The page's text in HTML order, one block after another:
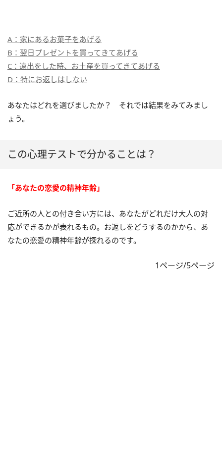
A：家にあるお菓子をあげる
B：翌日プレゼントを買ってきてあげる
C：遠出をした時、お土産を買ってきてあげる
D：特にお返しはしない
あなたはどれを選びましたか？ それでは結果をみてみまし
ょう。
この心理テストで分かることは？
「あなたの恋愛の精神年齢」
ご近所の人との付き合い方には、あなたがどれだけ大人の対
応ができるかが表れるもの。お返しをどうするのかから、あ
なたの恋愛の精神年齢が探れるのです。
1ページ/5ページ